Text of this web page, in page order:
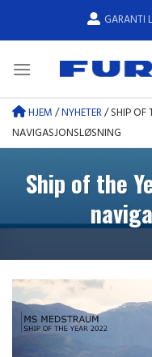
GARANTI
HJEM/NYHETER/SHIP OF
NAVIGASJONSLØSNING
Ship of the